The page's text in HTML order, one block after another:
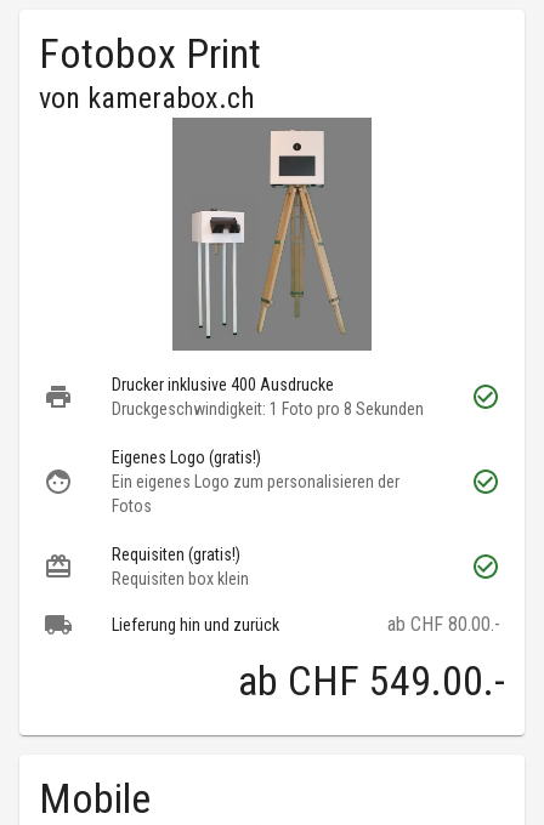
Fotobox Print
von kamerabox.ch
Drucker inklusive 400 Ausdrucke
Druckgeschwindigkeit: 1 Foto pro 8 Sekunden
Eigenes Logo (gratis!)
Ein eigenes Logo zum personalisieren der
Fotos
Requisiten (gratis!)
Requisiten box klein
Lieferung hin und zurück ab CHF 80.00.-
ab CHF 549.00.-
Mobile